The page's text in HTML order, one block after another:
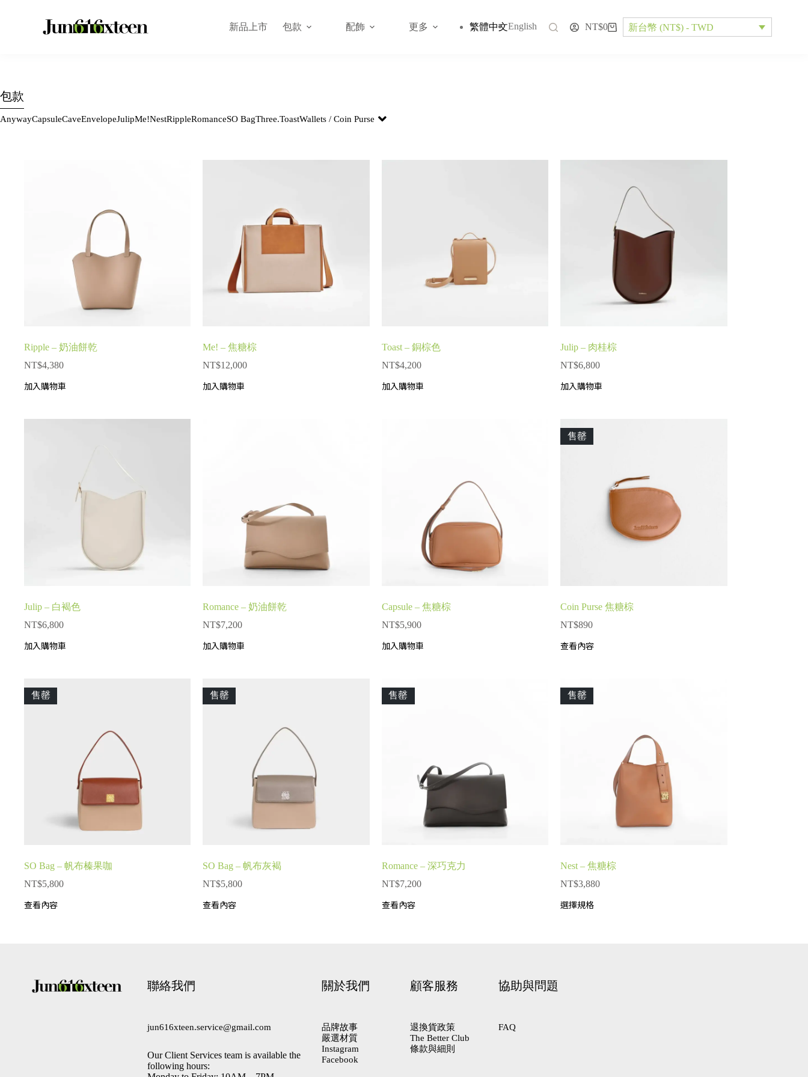
新品上市 包款 配飾 更多 繁體中文English NT$0 新台幣 (NT$) - TWD
包款
AnywayCapsuleCaveEnvelopeJulipMe!NestRippleRomanceSO BagThree.ToastWallets / Coin Purse
Ripple – 奶油餅乾
NT$4,380
加入購物車
Me! – 焦糖棕
NT$12,000
加入購物車
Toast – 銅棕色
NT$4,200
加入購物車
Julip – 肉桂棕
NT$6,800
加入購物車
Julip – 白褐色
NT$6,800
加入購物車
Romance – 奶油餅乾
NT$7,200
加入購物車
Capsule – 焦糖棕
NT$5,900
加入購物車
售罄
Coin Purse 焦糖棕
NT$890
查看內容
售罄
SO Bag – 帆布榛果咖
NT$5,800
查看內容
售罄
SO Bag – 帆布灰褐
NT$5,800
查看內容
售罄
Romance – 深巧克力
NT$7,200
查看內容
售罄
Nest – 焦糖棕
NT$3,880
選擇規格
聯絡我們
jun616xteen.service@gmail.com
Our Client Services team is available the
following hours:
關於我們
品牌故事
嚴選材質
Instagram
Facebook
顧客服務
退換貨政策
The Better Club
條款與細則
協助與問題
FAQ